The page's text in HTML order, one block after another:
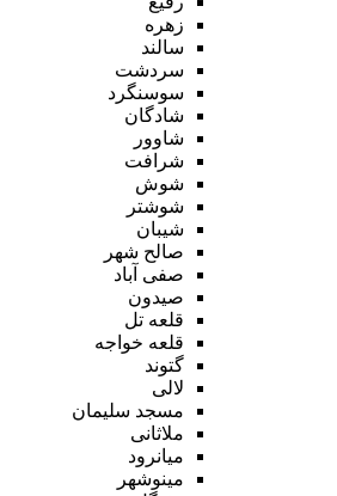
زهره
سالند
سردشت
سوسنگرد
شادگان
شاوور
شرافت
شوش
شوشتر
شیبان
صالح شهر
صفی آباد
صیدون
قلعه تل
قلعه خواجه
گتوند
لالی
مسجد سلیمان
ملاثانی
میانرود
مینوشهر